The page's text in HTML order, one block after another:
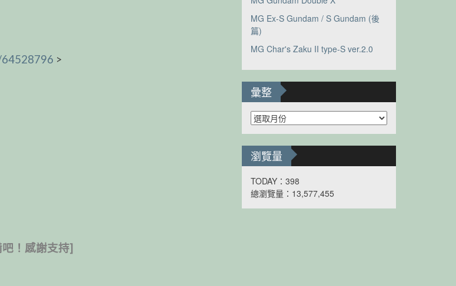
>
！感謝支持]
MG Ex-S Gundam / S Gundam (後
篇)
MG Char's Zaku II type-S ver.2.0
彙整
彙
整
瀏覽量
TODAY：398
總瀏覽量：13,577,455